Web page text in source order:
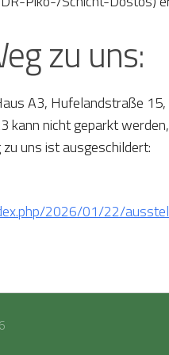
zu uns:
A3, Hufelandstraße
kann nicht geparkt
uns ist ausgeschildert:
2026/01/22/